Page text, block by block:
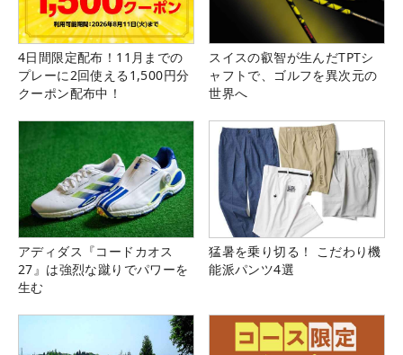
4日間限定配布！11月までの
プレーに2回使える1,500円分
クーポン配布中！
スイスの叡智が生んだTPTシ
ャフトで、ゴルフを異次元の
世界へ
アディダス『コードカオス
27』は強烈な蹴りでパワーを
生む
猛暑を乗り切る！ こだわり機
能派パンツ4選